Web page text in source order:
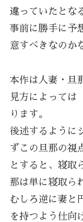
違っていたとな
事前に勝手に予
意すべきなのか
本作は人妻・旦
見方によっては
ります。
後述するように
ずこの旦那の視
とすると、寝取
那は単に寝取ら
むしろ逆に妻と
を持つよう仕向